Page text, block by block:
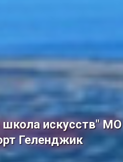
искусств" МО
Геленджик